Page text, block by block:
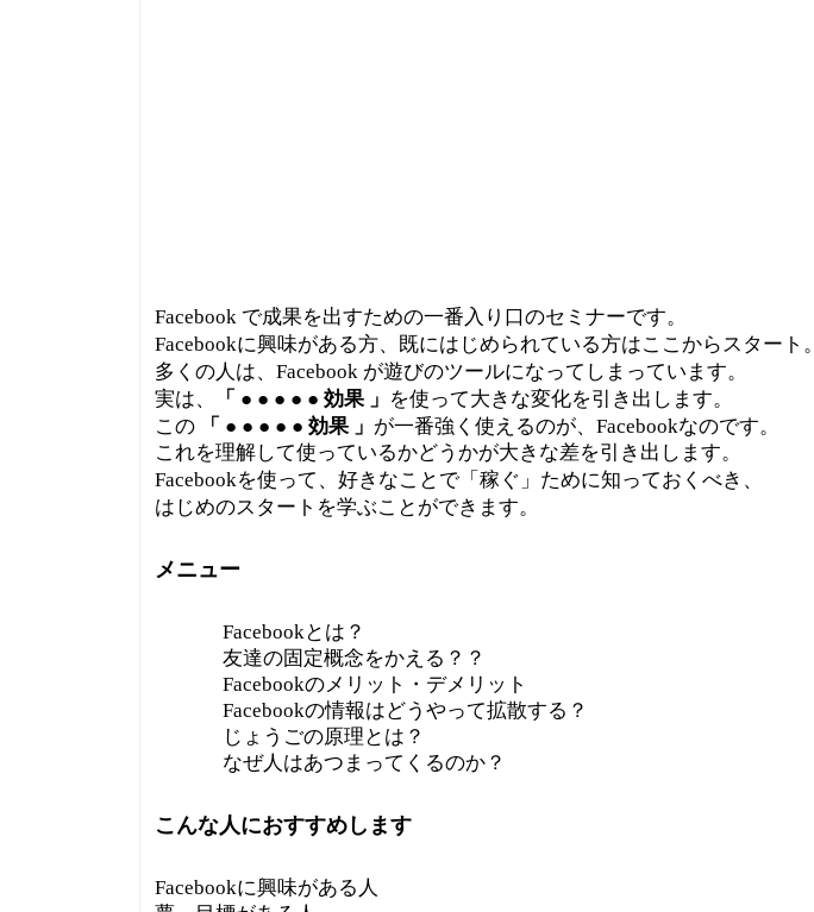
Facebook で成果を出すための一番入り口のセミナーです。
Facebookに興味がある方、既にはじめられている方はここからスタート。
多くの人は、Facebook が遊びのツールになってしまっています。
実は、
「 ● ● ● ● ● 効果 」 を使って大きな変化を引き出します。
この
「 ● ● ● ● ● 効果 」 が一番強く使えるのが、Facebookなのです。
これを理解して使っているかどうかが大きな差を引き出します。
Facebookを使って、好きなことで「稼ぐ」ために知っておくべき、
はじめのスタートを学ぶことができます。
メニュー
Facebookとは？
友達の固定概念をかえる？？
Facebookのメリット・デメリット
Facebookの情報はどうやって拡散する？
じょうごの原理とは？
なぜ人はあつまってくるのか？
こんな人におすすめします
Facebookに興味がある人